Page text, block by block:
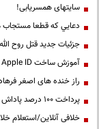
سایتهای همسریابی!
دعايي كه قطعا
جزئیات جدید قتل روح
آموزش ساخت Apple ID برای کاربران ایرانی
راز خنده های اصغر
پرداخت ۱۰۰ درصد پاداش پایان خدمت فرهنگیان
خلافی آنلاین/استعلام